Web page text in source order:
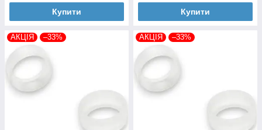
Купити Купити
АКЦІЯ –33% АКЦІЯ –33%